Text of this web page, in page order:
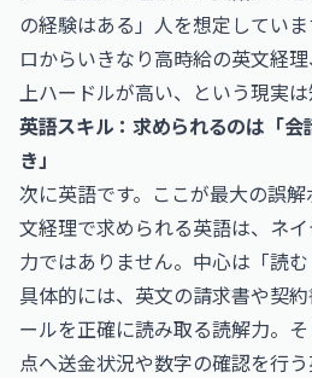
の経験はある」人を想定してい
ロからいきなり高時給の英文経
上ハードルが高い、という現実は
英語スキル：求められるのは「
き」
次に英語です。ここが最大の誤
文経理で求められる英語は、ネ
力ではありません。中心は「読む
具体的には、英文の請求書や契
ールを正確に読み取る読解力。
点へ送金状況や数字の確認を行